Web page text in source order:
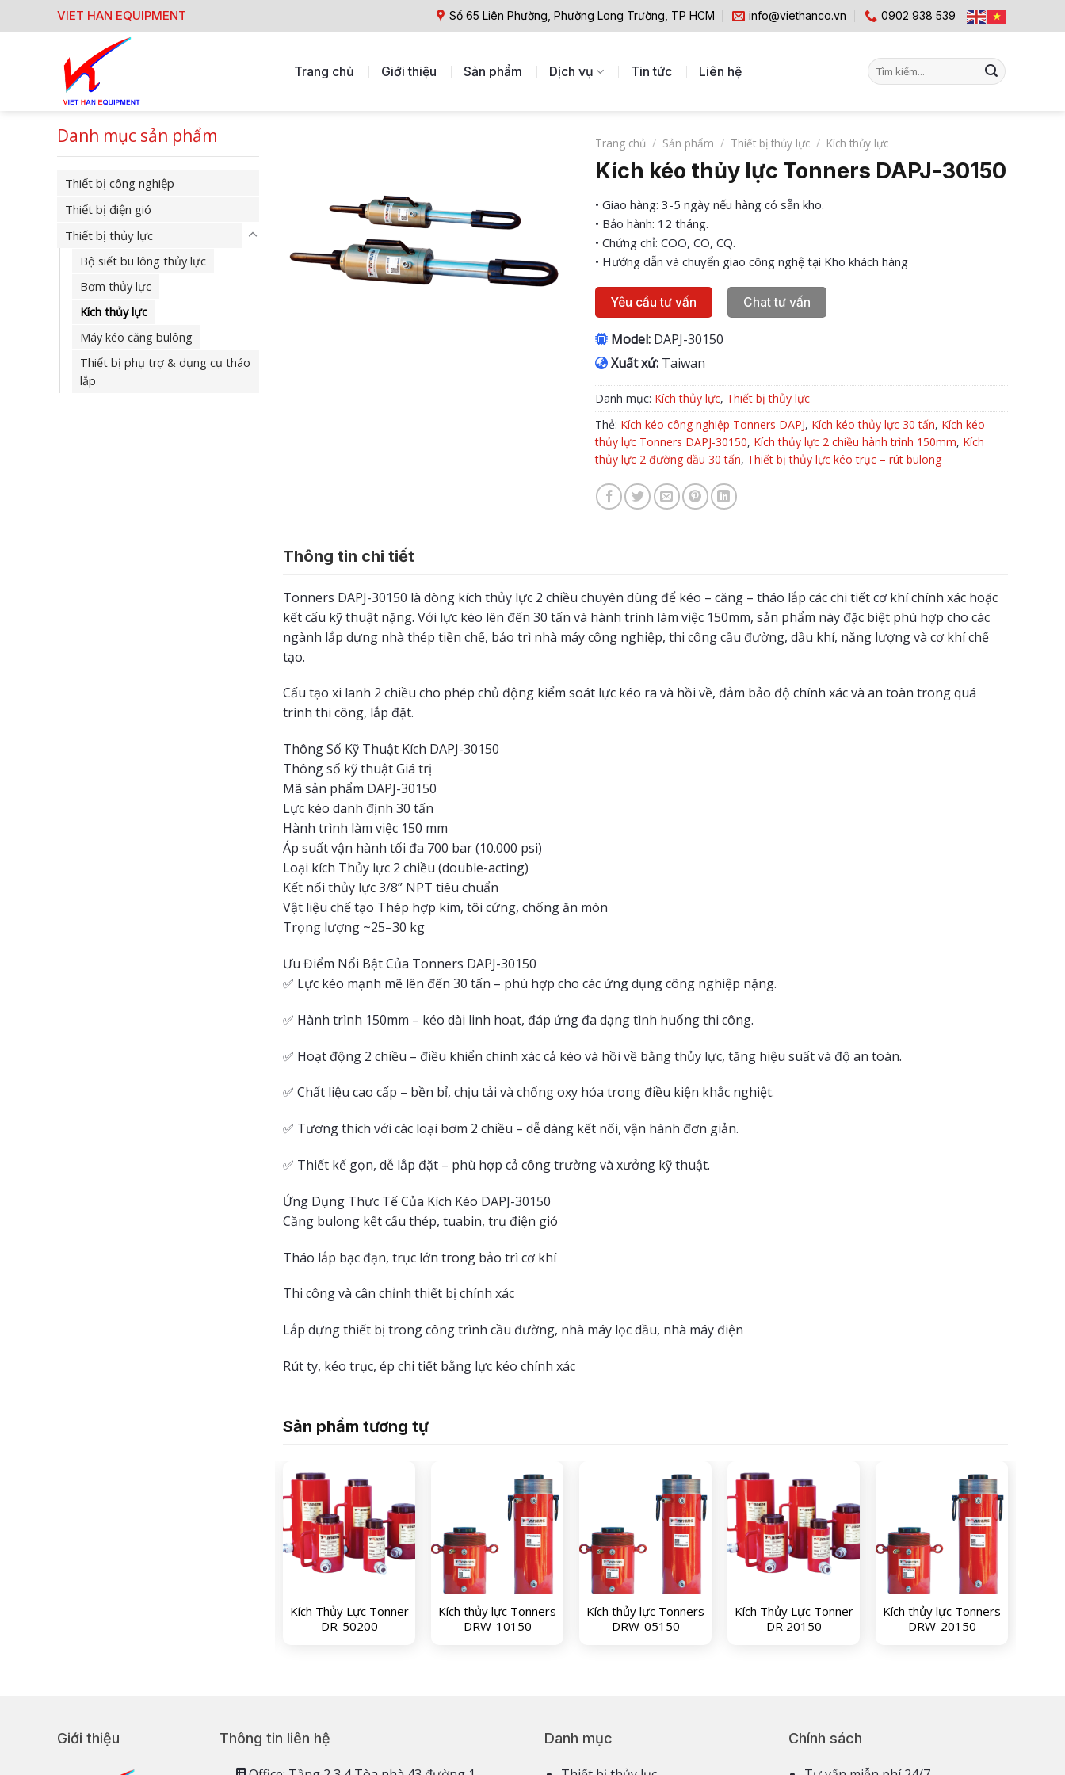
to
VIET HAN EQUIPMENT Số 65 Liên Phường, Phường Long Trường, TP HCM info@viethanco.vn 0902 938 539
Trang chủ Giới thiệu Sản phẩm Dịch vụ Tin tức Liên hệ
Tìm
kiếm:
Danh mục sản phẩm
Thiết bị công nghiệp
Thiết bị điện gió
Thiết bị thủy lực
Bộ siết bu lông thủy lực
Bơm thủy lực
Kích thủy lực
Máy kéo căng bulông
Thiết bị phụ trợ & dụng cụ tháo
lắp
Trang chủ / Sản phẩm / Thiết bị thủy lực / Kích thủy lực
Kích kéo thủy lực Tonners DAPJ-30150
• Giao hàng: 3-5 ngày nếu hàng có sẵn kho.
• Bảo hành: 12 tháng.
• Chứng chỉ: COO, CO, CQ.
• Hướng dẫn và chuyển giao công nghệ tại Kho khách hàng
Yêu cầu tư vấn Chat tư vấn
Model:DAPJ-30150
Xuất xứ:Taiwan
Danh mục: Kích thủy lực, Thiết bị thủy lực
Thẻ: Kích kéo công nghiệp Tonners DAPJ, Kích kéo thủy lực 30 tấn, Kích kéo
thủy lực Tonners DAPJ-30150, Kích thủy lực 2 chiều hành trình 150mm, Kích
thủy lực 2 đường dầu 30 tấn, Thiết bị thủy lực kéo trục – rút bulong
Thông tin chi tiết
Tonners DAPJ-30150 là dòng kích thủy lực 2 chiều chuyên dùng để kéo – căng – tháo lắp các chi tiết cơ khí chính xác hoặc
kết cấu kỹ thuật nặng. Với lực kéo lên đến 30 tấn và hành trình làm việc 150mm, sản phẩm này đặc biệt phù hợp cho các
ngành lắp dựng nhà thép tiền chế, bảo trì nhà máy công nghiệp, thi công cầu đường, dầu khí, năng lượng và cơ khí chế
tạo.
Cấu tạo xi lanh 2 chiều cho phép chủ động kiểm soát lực kéo ra và hồi về, đảm bảo độ chính xác và an toàn trong quá
trình thi công, lắp đặt.
Thông Số Kỹ Thuật Kích DAPJ-30150
Thông số kỹ thuật Giá trị
Mã sản phẩm DAPJ-30150
Lực kéo danh định 30 tấn
Hành trình làm việc 150 mm
Áp suất vận hành tối đa 700 bar (10.000 psi)
Loại kích Thủy lực 2 chiều (double-acting)
Kết nối thủy lực 3/8” NPT tiêu chuẩn
Vật liệu chế tạo Thép hợp kim, tôi cứng, chống ăn mòn
Trọng lượng ~25–30 kg
Ưu Điểm Nổi Bật Của Tonners DAPJ-30150
✅ Lực kéo mạnh mẽ lên đến 30 tấn – phù hợp cho các ứng dụng công nghiệp nặng.
✅ Hành trình 150mm – kéo dài linh hoạt, đáp ứng đa dạng tình huống thi công.
✅ Hoạt động 2 chiều – điều khiển chính xác cả kéo và hồi về bằng thủy lực, tăng hiệu suất và độ an toàn.
✅ Chất liệu cao cấp – bền bỉ, chịu tải và chống oxy hóa trong điều kiện khắc nghiệt.
✅ Tương thích với các loại bơm 2 chiều – dễ dàng kết nối, vận hành đơn giản.
✅ Thiết kế gọn, dễ lắp đặt – phù hợp cả công trường và xưởng kỹ thuật.
Ứng Dụng Thực Tế Của Kích Kéo DAPJ-30150
Căng bulong kết cấu thép, tuabin, trụ điện gió
Tháo lắp bạc đạn, trục lớn trong bảo trì cơ khí
Thi công và cân chỉnh thiết bị chính xác
Lắp dựng thiết bị trong công trình cầu đường, nhà máy lọc dầu, nhà máy điện
Rút ty, kéo trục, ép chi tiết bằng lực kéo chính xác
Sản phẩm tương tự
Kích Thủy Lực Tonner
DR-50200
Kích thủy lực Tonners
DRW-10150
Kích thủy lực Tonners
DRW-05150
Kích Thủy Lực Tonner
DR 20150
Kích thủy lực Tonners
DRW-20150
Giới thiệu Thông tin liên hệ Danh mục Chính sách